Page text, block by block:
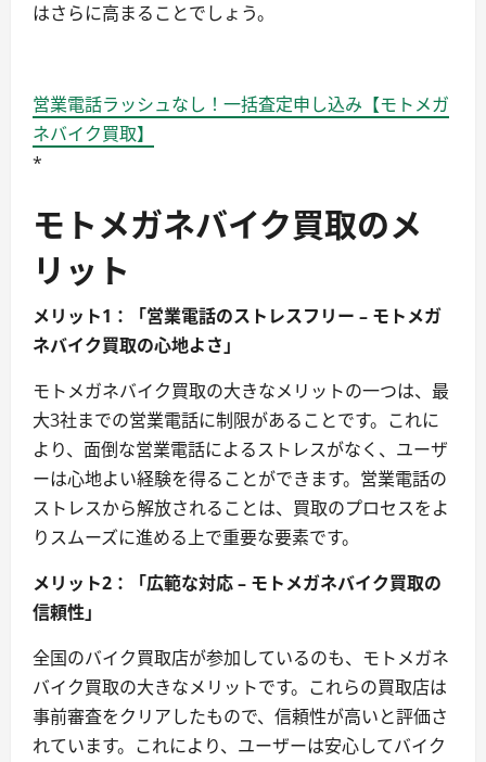
はさらに高まることでしょう。
営業電話ラッシュなし！一括査定申し込み【モトメガ
ネバイク買取】
*
モトメガネバイク買取のメ
リット
メリット1：「営業電話のストレスフリー – モトメガ
ネバイク買取の心地よさ」
モトメガネバイク買取の大きなメリットの一つは、最
大3社までの営業電話に制限があることです。これに
より、面倒な営業電話によるストレスがなく、ユーザ
ーは心地よい経験を得ることができます。営業電話の
ストレスから解放されることは、買取のプロセスをよ
りスムーズに進める上で重要な要素です。
メリット2：「広範な対応 – モトメガネバイク買取の
信頼性」
全国のバイク買取店が参加しているのも、モトメガネ
バイク買取の大きなメリットです。これらの買取店は
事前審査をクリアしたもので、信頼性が高いと評価さ
れています。これにより、ユーザーは安心してバイク